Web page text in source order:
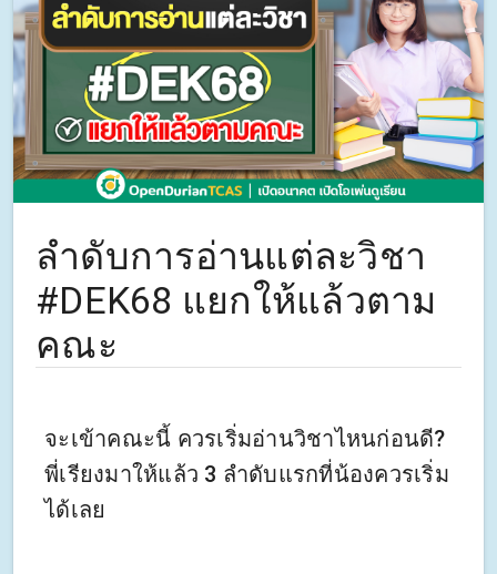
ลำดับการอ่านแต่ละวิชา
#DEK68 แยกให้แล้วตาม
คณะ
จะเข้าคณะนี้ ควรเริ่มอ่านวิชาไหนก่อนดี?
พี่เรียงมาให้แล้ว 3 ลำดับแรกที่น้องควรเริ่ม
ได้เลย